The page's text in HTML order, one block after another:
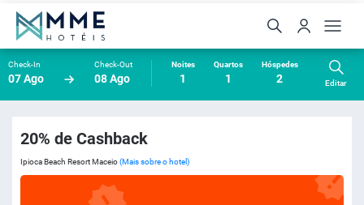
Check-In
07 Ago
Check-Out
08 Ago
Noites
1
Quartos
1
Hóspedes
2 Editar
20% de Cashback
Ipioca Beach Resort Maceio(Mais sobre o hotel)